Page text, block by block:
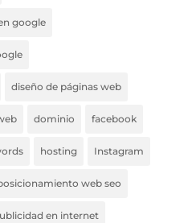
google
diseño de páginas web
dominio facebook
hosting Instagram
web seo
en internet